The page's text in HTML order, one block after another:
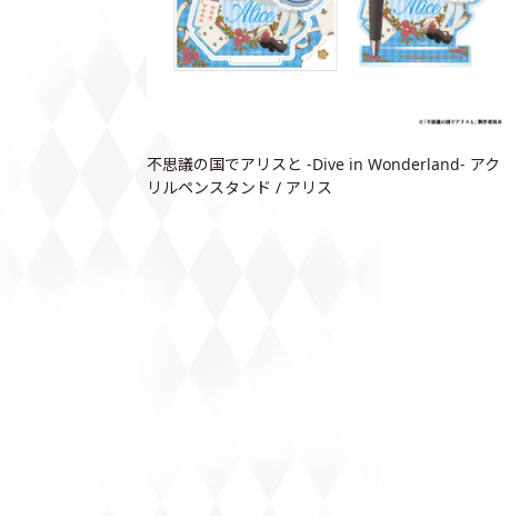
不思議の国でアリスと -Dive in Wonderland- アク
リルペンスタンド / アリス